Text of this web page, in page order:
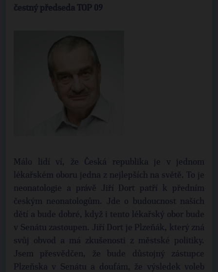
čestný předseda TOP 09
Málo lidí ví, že Česká republika je v jednom
lékařském oboru jedna z nejlepších na světě. To je
neonatologie a právě Jiří Dort patří k předním
českým neonatologům. Jde o budoucnost našich
dětí a bude dobré, když i tento lékařský obor bude
v Senátu zastoupen. Jiří Dort je Plzeňák, který zná
svůj obvod a má zkušenosti z městské politiky.
Jsem přesvědčen, že bude důstojný zástupce
Plzeňska v Senátu a doufám, že výsledek voleb